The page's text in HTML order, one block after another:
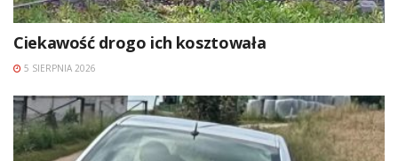
Ciekawość drogo ich kosztowała
5 SIERPNIA 2026